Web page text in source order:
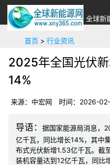
全球新
首页 > 行业资讯
2025年全国光伏
14%
来源：中宏网 时间：2026-
据国家能源局消息，
亿千瓦，同比增长14%，其中
布式光伏新增1.53亿千瓦。截
装机容量达到12亿千瓦，同比